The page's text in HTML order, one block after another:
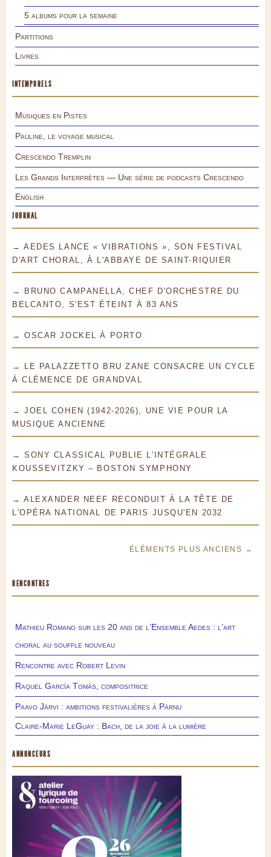
5 albums pour la semaine
Partitions
Livres
INTEMPORELS
Musiques en Pistes
Pauline, le voyage musical
Crescendo Tremplin
Les Grands Interprètes — Une série de podcasts Crescendo
English
JOURNAL
→ AEDES LANCE « VIBRATIONS », SON FESTIVAL
D'ART CHORAL, À L'ABBAYE DE SAINT-RIQUIER
→ BRUNO CAMPANELLA, CHEF D'ORCHESTRE DU
BELCANTO, S'EST ÉTEINT À 83 ANS
→ OSCAR JOCKEL À PORTO
→ LE PALAZZETTO BRU ZANE CONSACRE UN CYCLE
À CLÉMENCE DE GRANDVAL
→ JOEL COHEN (1942-2026), UNE VIE POUR LA
MUSIQUE ANCIENNE
→ SONY CLASSICAL PUBLIE L'INTÉGRALE
KOUSSEVITZKY – BOSTON SYMPHONY
→ ALEXANDER NEEF RECONDUIT À LA TÊTE DE
L'OPÉRA NATIONAL DE PARIS JUSQU'EN 2032
ÉLÉMENTS PLUS ANCIENS →
RENCONTRES
Mathieu Romano sur les 20 ans de l’Ensemble Aedes : l’art
choral au souffle nouveau
Rencontre avec Robert Levin
Raquel García Tomás, compositrice
Paavo Järvi : ambitions festivalières à Pärnu
Claire-Marie LeGuay : Bach, de la joie à la lumière
ANNONCEURS